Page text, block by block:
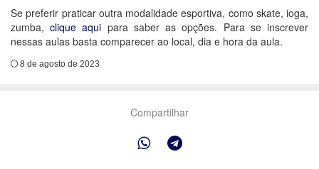
Se preferir praticar outra modalidade esportiva, como skate, ioga,
zumba,clique aqui para saber as opções. Para se inscrever
nessas aulas basta comparecer ao local, dia e hora da aula.
8 de agosto de 2023
Compartilhar